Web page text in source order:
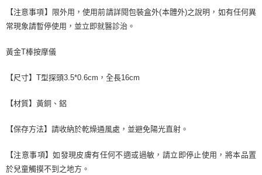
【注意事項】限外用，使用前請詳閱包裝盒外(本體外)之說明，如有任何異
常現象請暫停使用，並立即就醫診治。
黃金T棒按摩儀
【尺寸】T型探頭3.5*0.6cm，全長16cm
【材質】黃銅、鋁
【保存方法】請收納於乾燥通風處，並避免陽光直射。
【注意事項】如發現皮膚有任何不適或過敏，請立即停止使用，將本品置
於兒童觸摸不到之地方。